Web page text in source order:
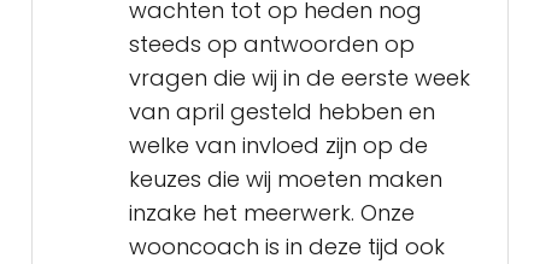
wachten tot op heden nog
steeds op antwoorden op
vragen die wij in de eerste week
van april gesteld hebben en
welke van invloed zijn op de
keuzes die wij moeten maken
inzake het meerwerk. Onze
wooncoach is in deze tijd ook